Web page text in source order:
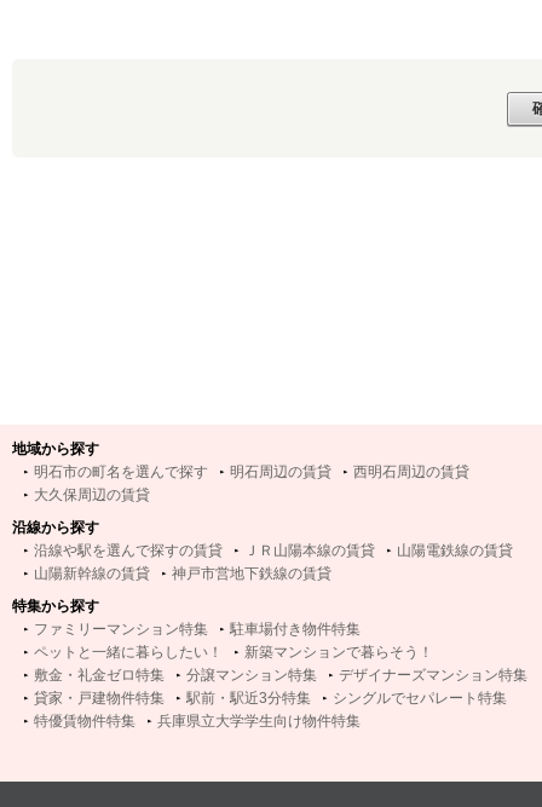
地域から探す
明石市の町名を選んで探す
明石周辺の賃貸
西明石周辺の賃貸
大久保周辺の賃貸
沿線から探す
沿線や駅を選んで探すの賃貸
ＪＲ山陽本線の賃貸
山陽電鉄線の賃貸
山陽新幹線の賃貸
神戸市営地下鉄線の賃貸
特集から探す
ファミリーマンション特集
駐車場付き物件特集
ペットと一緒に暮らしたい！
新築マンションで暮らそう！
敷金・礼金ゼロ特集
分譲マンション特集
デザイナーズマンション特集
貸家・戸建物件特集
駅前・駅近3分特集
シングルでセパレート特集
特優賃物件特集
兵庫県立大学学生向け物件特集